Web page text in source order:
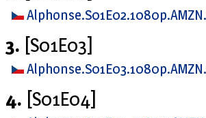
3. [S01E03]
4. [S01E04]